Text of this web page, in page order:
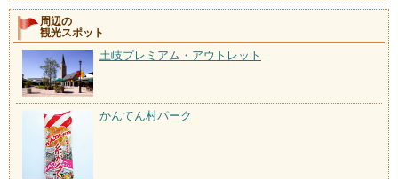
周辺の
観光スポット
土岐プレミアム・アウトレット
かんてん村パーク